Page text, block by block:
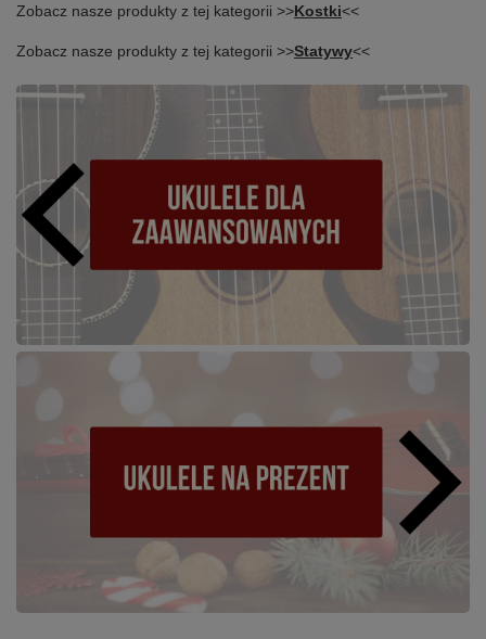
Zobacz nasze produkty z tej kategorii >>Kostki<<
Zobacz nasze produkty z tej kategorii >>Statywy<<